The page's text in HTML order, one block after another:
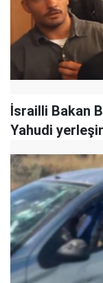
İsrailli Bakan
Yahudi